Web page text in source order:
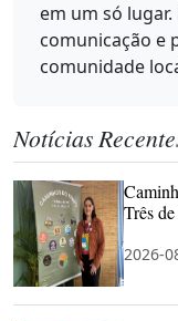
em um só
comunicação e
comunidade
Notícias
Três
2026-